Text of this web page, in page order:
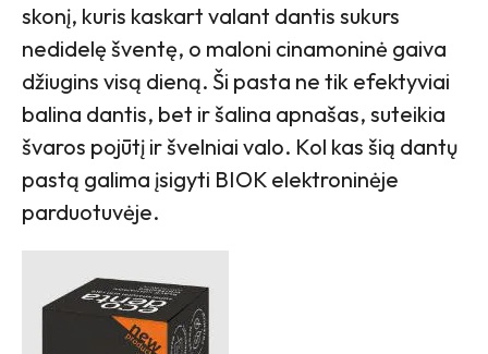
skonį, kuris kaskart valant dantis sukurs
nedidelę šventę, o maloni cinamoninė gaiva
džiugins visą dieną. Ši pasta ne tik efektyviai
balina dantis, bet ir šalina apnašas, suteikia
švaros pojūtį ir švelniai valo. Kol kas šią dantų
pastą galima įsigyti BIOK elektroninėje
parduotuvėje.